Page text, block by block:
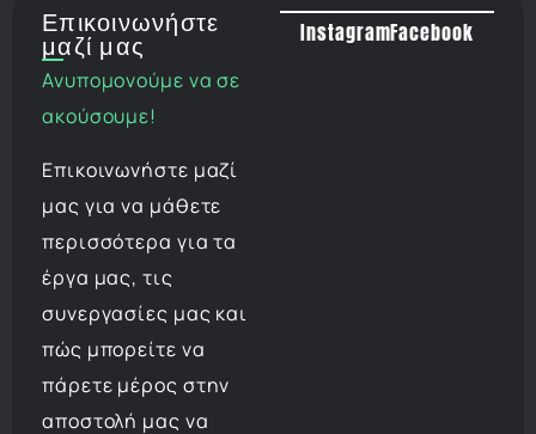
Επικοινωνήστε
μαζί μας
Ανυπομονούμε να σε
ακούσουμε!
Επικοινωνήστε μαζί
μας για να μάθετε
περισσότερα για τα
έργα μας, τις
συνεργασίες μας και
πώς μπορείτε να
πάρετε μέρος στην
αποστολή μας να
InstagramFacebook